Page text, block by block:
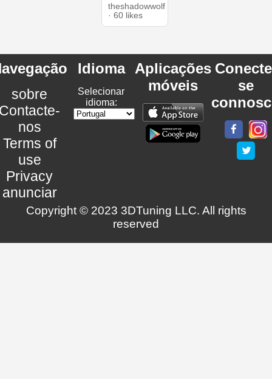
theshadowwolf
· 60 likes
sobre
nos
Terms of
use
Privacy
anunciar
Idioma
Selecionar
idioma:
Aplicações
móveis
se
Copyright © 2023 3DTuning LLC. All rights
reserved